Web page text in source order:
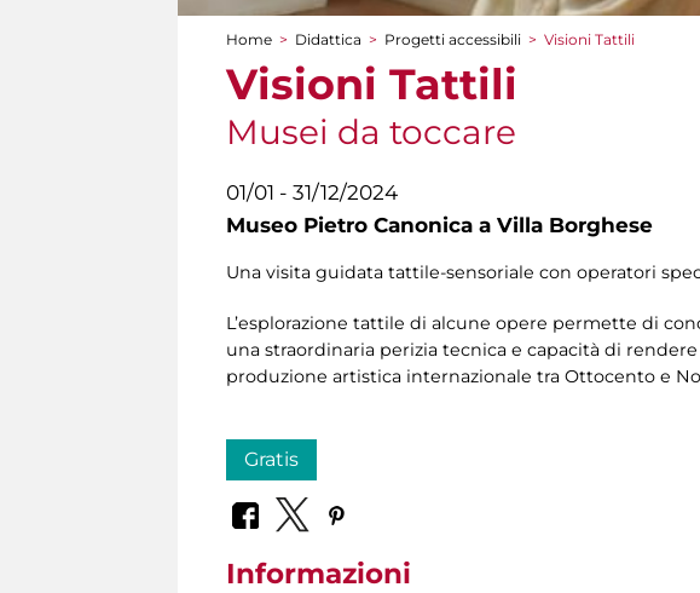
Tu sei qui
Home > Didattica > Progetti accessibili > Visioni Tattili
Visioni Tattili
Musei da toccare
01/01 - 31/12/2024
Museo Pietro Canonica a Villa Borghese
Una visita guidata tattile-sensoriale con operatori
L’esplorazione tattile di alcune opere permette di
una straordinaria perizia tecnica e capacità di
produzione artistica internazionale tra Ottocento e
Gratis
Informazioni